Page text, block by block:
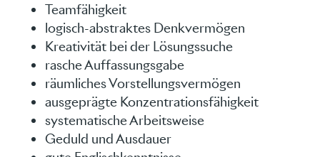
Teamfähigkeit
logisch-abstraktes Denkvermögen
Kreativität bei der Lösungssuche
rasche Auffassungsgabe
räumliches Vorstellungsvermögen
ausgeprägte Konzentrationsfähigkeit
systematische Arbeitsweise
Geduld und Ausdauer